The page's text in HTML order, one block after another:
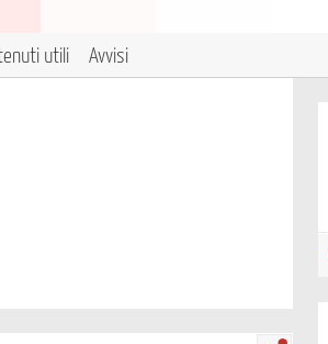
utili Avvisi